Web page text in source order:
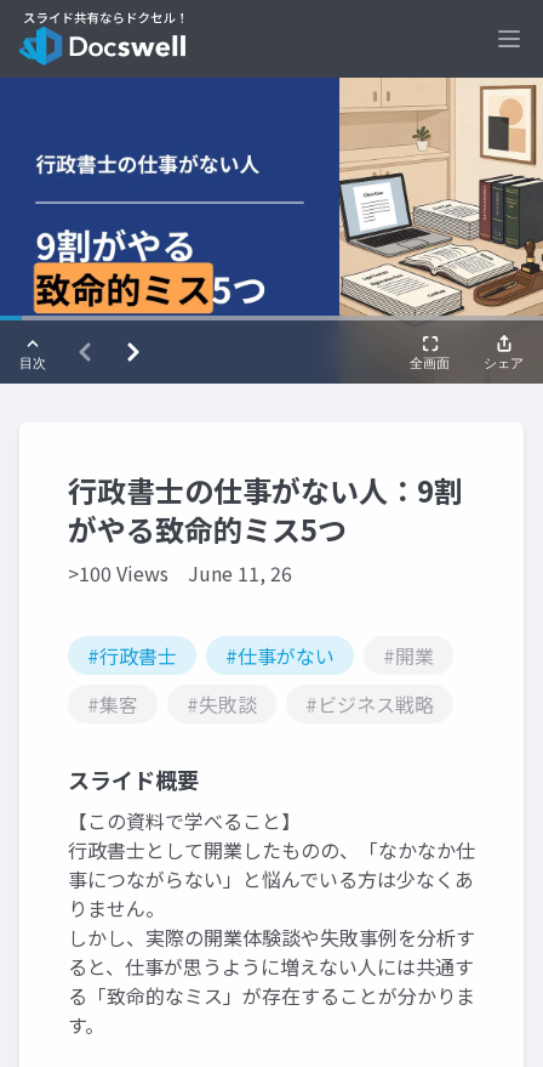
行政書士の仕事がない人：9割
がやる致命的ミス5つ
>100 Views June 11, 26
#行政書士 #仕事がない
#開業
#集客
#失敗談 #ビジネス戦略
スライド概要
【この資料で学べること】
行政書士として開業したものの、「なかなか仕
事につながらない」と悩んでいる方は少なくあ
りません。
しかし、実際の開業体験談や失敗事例を分析す
ると、仕事が思うように増えない人には共通す
る「致命的なミス」が存在することが分かりま
す。